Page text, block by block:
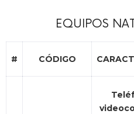
EQUIPOS
# CÓDIGO